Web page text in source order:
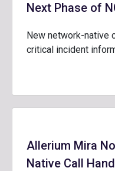
Next Phase of
New network-native
critical incident
Allerium Mira
Native Call